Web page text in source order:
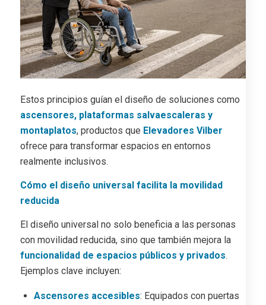
Estos principios guían el diseño de soluciones como
ascensores, plataformas salvaescaleras y
montaplatos, productos que Elevadores Vilber
ofrece para transformar espacios en entornos
realmente inclusivos.
Cómo el diseño universal facilita la movilidad
reducida
El diseño universal no solo beneficia a las personas
con movilidad reducida, sino que también mejora la
funcionalidad de espacios públicos y privados.
Ejemplos clave incluyen:
Ascensores accesibles: Equipados con puertas